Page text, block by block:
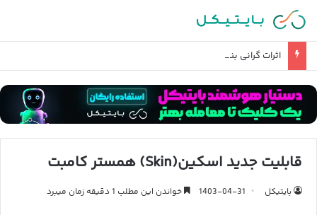
اثرات گرانی بنزین در زندگی روزمره و تورم چیست؟
قابلیت جدید اسکین(Skin) همستر کامبت
بایتیکل 1403-04-31 خواندن این مطلب 1 دقیقه زمان میبرد